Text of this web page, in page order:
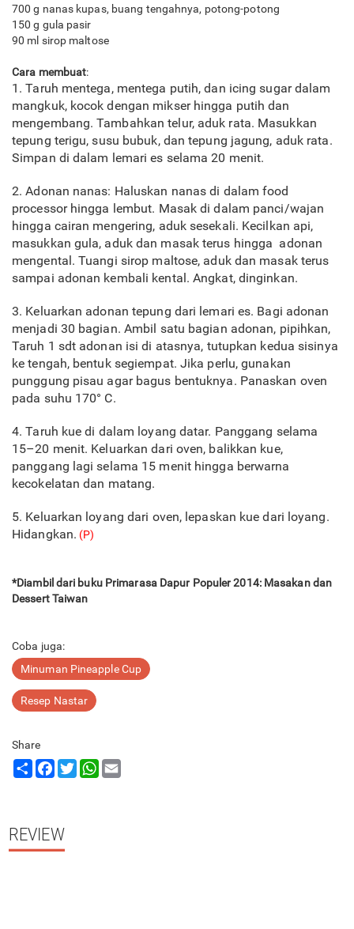
700 g nanas kupas, buang tengahnya, potong-potong
150 g gula pasir
90 ml sirop maltose
Cara membuat:
1. Taruh mentega, mentega putih, dan icing sugar dalam
mangkuk, kocok dengan mikser hingga putih dan
mengembang. Tambahkan telur, aduk rata. Masukkan
tepung terigu, susu bubuk, dan tepung jagung, aduk rata.
Simpan di dalam lemari es selama 20 menit.
2. Adonan nanas: Haluskan nanas di dalam food
processor hingga lembut. Masak di dalam panci/wajan
hingga cairan mengering, aduk sesekali. Kecilkan api,
masukkan gula, aduk dan masak terus hingga adonan
mengental. Tuangi sirop maltose, aduk dan masak terus
sampai adonan kembali kental. Angkat, dinginkan.
3. Keluarkan adonan tepung dari lemari es. Bagi adonan
menjadi 30 bagian. Ambil satu bagian adonan, pipihkan,
Taruh 1 sdt adonan isi di atasnya, tutupkan kedua sisinya
ke tengah, bentuk segiempat. Jika perlu, gunakan
punggung pisau agar bagus bentuknya. Panaskan oven
pada suhu 170° C.
4. Taruh kue di dalam loyang datar. Panggang selama
15–20 menit. Keluarkan dari oven, balikkan kue,
panggang lagi selama 15 menit hingga berwarna
kecokelatan dan matang.
5. Keluarkan loyang dari oven, lepaskan kue dari loyang.
Hidangkan. (P)
*Diambil dari buku Primarasa Dapur Populer 2014: Masakan dan
Dessert Taiwan
Coba juga:
Minuman Pineapple Cup
Resep Nastar
Share
ShareFacebook
TwitterWhatsApp
REVIEW